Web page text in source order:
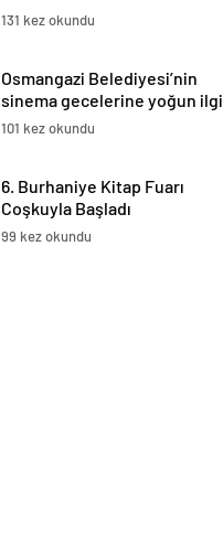
131 kez okundu
Osmangazi Belediyesi’nin
sinema gecelerine yoğun ilgi
101 kez okundu
6. Burhaniye Kitap Fuarı
Coşkuyla Başladı
99 kez okundu